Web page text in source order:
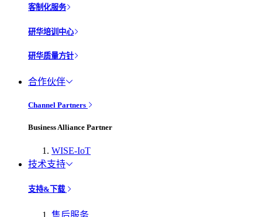
客制化服务
研华培训中心
研华质量方针
合作伙伴
Channel Partners
Business Alliance Partner
WISE-IoT
技术支持
支持&下载
售后服务